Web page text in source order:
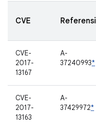
CVE Referensi
CVE-
2017-
13167
A-
37240993*
CVE-
2017-
13163
A-
37429972*